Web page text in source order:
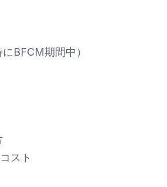
BFCM期間中）
スト